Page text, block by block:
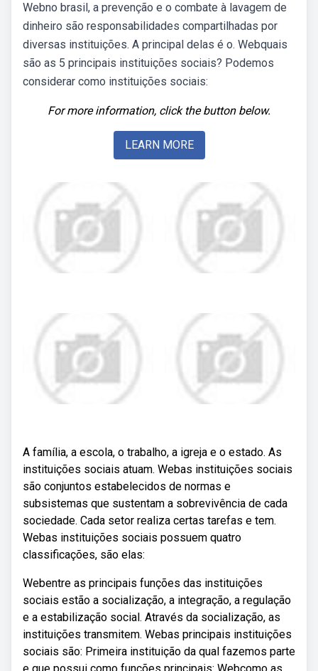
Webno brasil, a prevenção e o combate à lavagem de
dinheiro são responsabilidades compartilhadas por
diversas instituições. A principal delas é o. Webquais
são as 5 principais instituições sociais? Podemos
considerar como instituições sociais:
For more information, click the button below.
LEARN MORE
A família, a escola, o trabalho, a igreja e o estado. As
instituições sociais atuam. Webas instituições sociais
são conjuntos estabelecidos de normas e
subsistemas que sustentam a sobrevivência de cada
sociedade. Cada setor realiza certas tarefas e tem.
Webas instituições sociais possuem quatro
classificações, são elas:
Webentre as principais funções das instituições
sociais estão a socialização, a integração, a regulação
e a estabilização social. Através da socialização, as
instituições transmitem. Webas principais instituições
sociais são: Primeira instituição da qual fazemos parte